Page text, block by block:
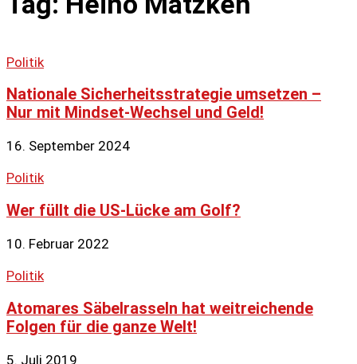
Politik
Nationale Sicherheitsstrategie umsetzen –
Nur mit Mindset-Wechsel und Geld!
16. September 2024
Politik
Wer füllt die US-Lücke am Golf?
10. Februar 2022
Politik
Atomares Säbelrasseln hat weitreichende
Folgen für die ganze Welt!
5. Juli 2019